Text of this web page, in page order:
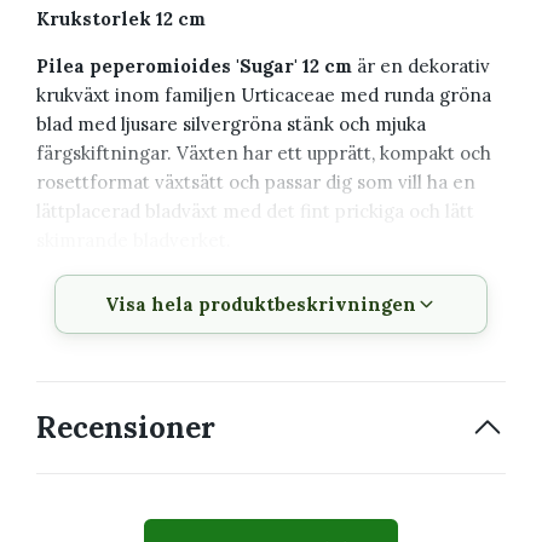
Krukstorlek 12 cm
Pilea peperomioides 'Sugar' 12 cm är en dekorativ
krukväxt inom familjen Urticaceae med runda gröna
blad med ljusare silvergröna stänk och mjuka
färgskiftningar. Växten har ett upprätt, kompakt och
rosettformat växtsätt och passar dig som vill ha en
lättplacerad bladväxt med det fint prickiga och lätt
Växtbeskrivning
Visa hela produktbeskrivningen
Recensioner